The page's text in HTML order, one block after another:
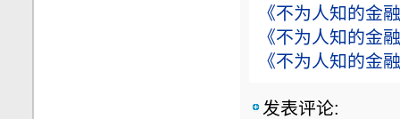
《不为人知的金
《不为人知的金
《不为人知的金
发表评论: